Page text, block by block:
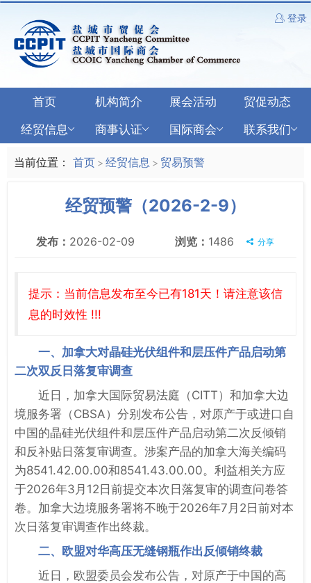
登录
首页 机构简介 展会活动
贸促动态
经贸信息
商事认证 国际商会 联系我们
当前位置： 首页 > 经贸信息 > 贸易预警
经贸预警（2026-2-9）
发布： 2026-02-09 浏览： 1486 分享
提示：当前信息发布至今已有181天！请注意该信
息的时效性 !!!
一、加拿大对晶硅光伏组件和层压件产品启动第
二次双反日落复审调查
近日，加拿大国际贸易法庭（CITT）和加拿大边
境服务署（CBSA）分别发布公告，对原产于或进口自
中国的晶硅光伏组件和层压件产品启动第二次反倾销
和反补贴日落复审调查。涉案产品的加拿大海关编码
为8541.42.00.00和8541.43.00.00。利益相关方应
于2026年3月12日前提交本次日落复审的调查问卷答
卷。加拿大边境服务署将不晚于2026年7月2日前对本
次日落复审调查作出终裁。
二、欧盟对华高压无缝钢瓶作出反倾销终裁
近日，欧盟委员会发布公告，对原产于中国的高